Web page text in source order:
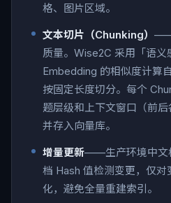
格、图片区域。
文本切片（Chunking） ——
质量。Wise2C 采用「语
Embedding 的相似度计算
按固定长度切分。每个
题层级和上下文窗口（前
并存入向量库。
增量更新——生产环境中文
档 Hash 值检测变更，仅
化，避免全量重建索引。